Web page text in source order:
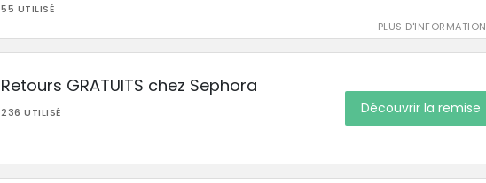
55 UTILISÉ
PLUS D'INFORMATION
Retours GRATUITS chez Sephora
236 UTILISÉ Découvrir la remise